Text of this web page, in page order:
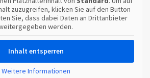
zuzugreifen, klicken Sie auf den Button
Sie, dass dabei Daten an Drittanbieter
werden.
Inhalt entsperren
Weitere Informationen